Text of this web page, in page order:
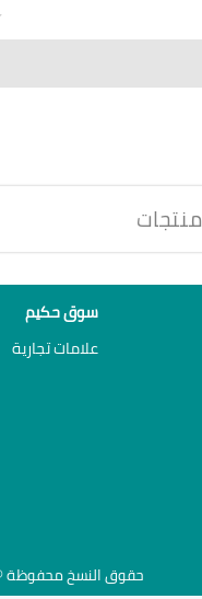
منتجات
سوق حكيم
علامات تجارية
حقوق النسخ محفوظة © 2020